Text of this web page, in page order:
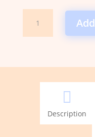
Pads

Description